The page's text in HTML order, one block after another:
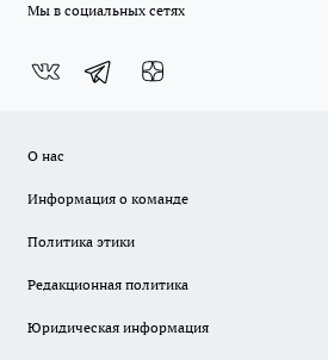
Мы в социальных сетях
О нас
Информация о команде
Политика этики
Редакционная политика
Юридическая информация